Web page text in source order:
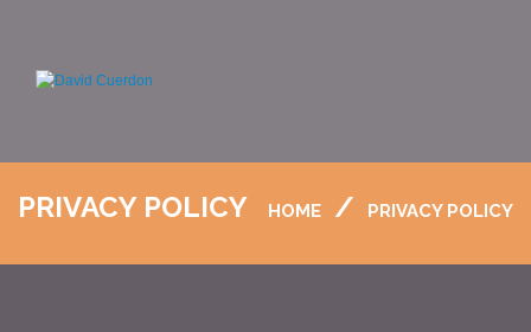
PRIVACY POLICY HOME PRIVACY POLICY